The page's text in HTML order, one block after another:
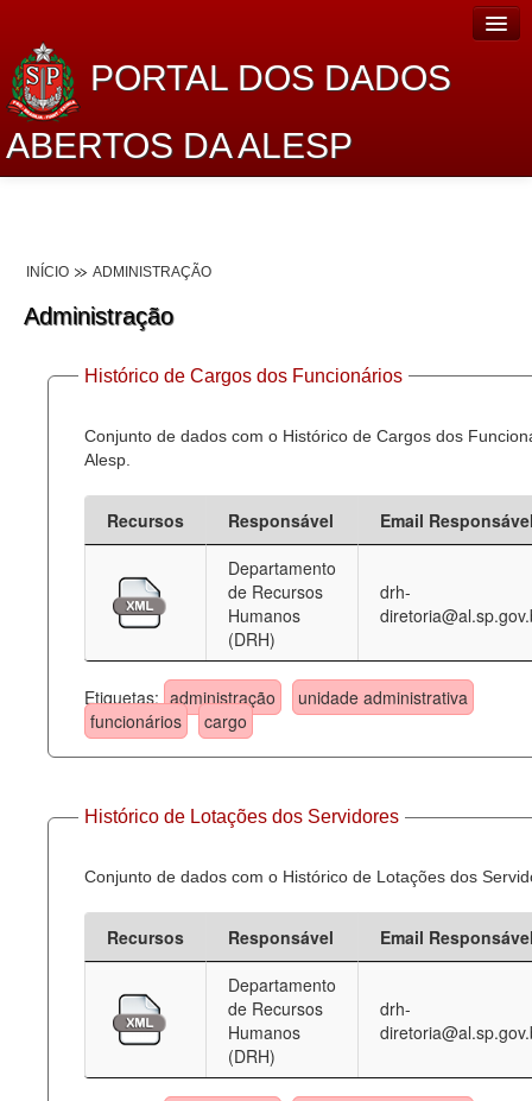
PORTAL DOS DADOS
ABERTOS DA ALESP
Dados Abertos Alesp
Lei de Acesso à Informação
Dados Governamentais Abertos
Planejamento
Catálogo de dados
Processo Legislativo
Administração
Legislação
Agenda
Perguntas frequentes
Contato
INÍCIO ADMINISTRAÇÃO
Administração
Histórico de Cargos dos Funcionários
Conjunto de dados com o Histórico de Cargos dos
Alesp.
Recursos Responsável
Email
Departamento
de Recursos
Humanos
(DRH)
drh-
Etiquetas: administração
unidade administrativa
funcionários
cargo
Histórico de Lotações dos Servidores
Conjunto de dados com o Histórico de Lotações dos
Recursos Responsável
Email
Departamento
de Recursos
Humanos
(DRH)
drh-